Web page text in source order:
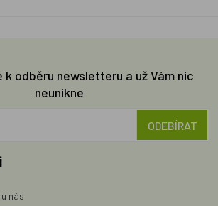
odběru newsletteru a už Vám nic
neunikne
ODEBÍRAT
nás